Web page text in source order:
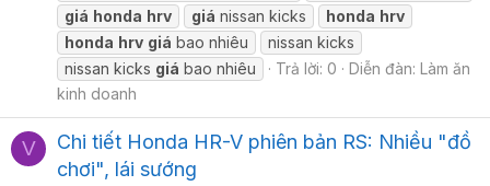
giá honda hrv giá nissan kicks honda hrv
honda hrv giá bao nhiêu
nissan kicks
nissan kicks giá bao nhiêu Trả lời: 0 Diễn đàn: Làm ăn
kinh doanh
V
Chi tiết Honda HR-V phiên bản RS: Nhiều "đồ
chơi", lái sướng